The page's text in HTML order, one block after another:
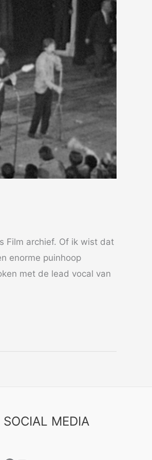
Film archief. Of ik wist dat
enorme puinhoop
met de lead vocal van
SOCIAL MEDIA